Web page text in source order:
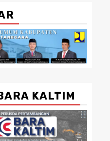
KALTIM